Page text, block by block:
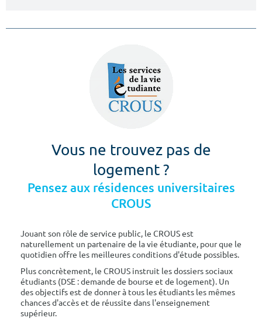
Vous ne trouvez pas de
logement ?
Pensez aux résidences universitaires
CROUS
Jouant son rôle de service public, le CROUS est
naturellement un partenaire de la vie étudiante, pour que le
quotidien offre les meilleures conditions d'étude possibles.
Plus concrètement, le CROUS instruit les dossiers sociaux
étudiants (DSE : demande de bourse et de logement). Un
des objectifs est de donner à tous les étudiants les mêmes
chances d'accès et de réussite dans l'enseignement
supérieur.